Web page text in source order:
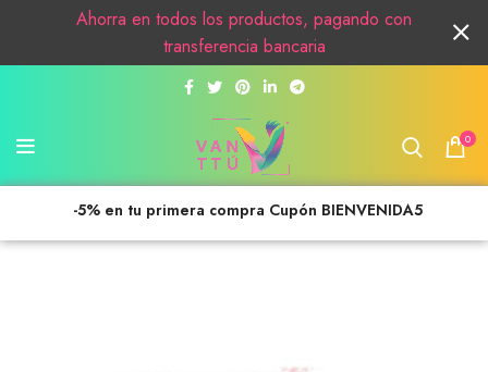
0
-5% en tu primera compra Cupón BIENVENIDA5
Ahorra en todos los productos, pagando con
transferencia bancaria